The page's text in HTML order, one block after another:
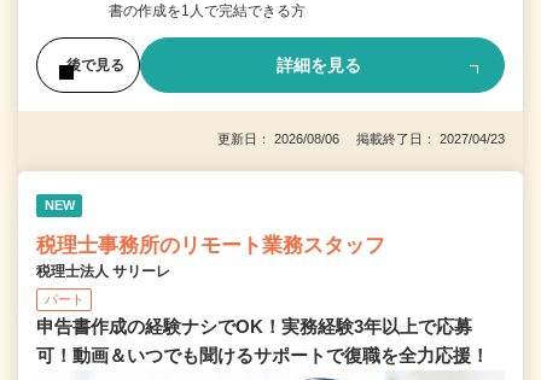
書の作成を1人で完結できる方
後で見る 詳細を見る
更新日： 2026/08/06 掲載終了日： 2027/04/23
NEW
税理士事務所のリモート業務スタッフ
税理士法人 サリーレ
パート
申告書作成の経験ナシでOK！実務経験3年以上で応募
可！動画＆いつでも聞けるサポートで復職を全⼒応援！